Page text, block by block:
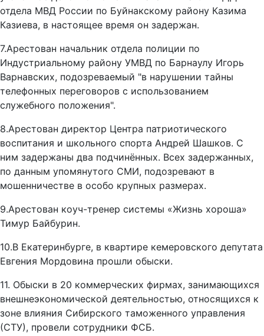
отдела МВД России по Буйнакскому району Казима
Казиева, в настоящее время он задержан.
7.Арестован начальник отдела полиции по
Индустриальному району УМВД по Барнаулу Игорь
Варнавских, подозреваемый "в нарушении тайны
телефонных переговоров с использованием
служебного положения".
8.Арестован директор Центра патриотического
воспитания и школьного спорта Андрей Шашков. С
ним задержаны два подчинённых. Всех задержанных,
по данным упомянутого СМИ, подозревают в
мошенничестве в особо крупных размерах.
9.Арестован коуч-тренер системы «Жизнь хороша»
Тимур Байбурин.
10.В Екатеринбурге, в квартире кемеровского депутата
Евгения Мордовина прошли обыски.
11. Обыски в 20 коммерческих фирмах, занимающихся
внешнеэкономической деятельностью, относящихся к
зоне влияния Сибирского таможенного управления
(СТУ), провели сотрудники ФСБ.